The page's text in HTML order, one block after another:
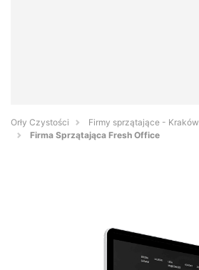
Orły Czystości
Firmy sprzątające - Kraków
Firma Sprzątająca Fresh Office